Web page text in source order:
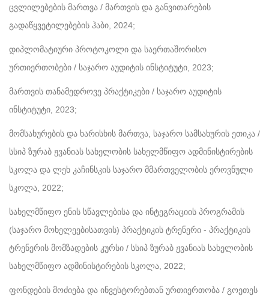
ცვლილებების მართვა / მართვის და განვითარების
გადაწყვეტილებების ჰაბი, 2024;
დიპლომატიური პროტოკოლი და საერთაშორისო
ურთიერთობები / საჯარო აუდიტის ინსტიტუტი, 2023;
მართვის თანამედროვე პრაქტიკები / საჯარო აუდიტის
ინსტიტუტი, 2023;
მომსახურების და ხარისხის მართვა, საჯარო სამსახურის ეთიკა /
სსიპ ზურაბ ჟვანიას სახელობის სახელმწიფო ადმინისტირების
სკოლა და ლეხ კაჩინსკის საჯარო მმართველობის ეროვნული
სკოლა, 2022;
სახელმწიფო ენის სწავლებისა და ინტეგრაციის პროგრამის
(საჯარო მოხელეებისათვის) პრაქტიკის ტრენერი - პრაქტიკის
ტრენერის მომზადების კურსი / სსიპ ზურაბ ჟვანიას სახელობის
სახელმწიფო ადმინისტირების სკოლა, 2022;
ფონდების მოძიება და ინვესტორებთან ურთიერთობა / გოეთეს